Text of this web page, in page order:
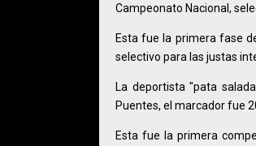
Campeonato Nacional,
Esta fue la primera fase
selectivo para las justas
La deportista "pata
Puentes, el marcador fue
Esta fue la primera